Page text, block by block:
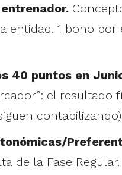
entidad. 1 bono
40 puntos en
el
de la Fase Regular.